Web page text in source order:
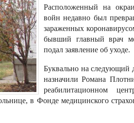
Расположенный на
войн недавно был
зараженных
бывший главный врач
подал заявление об уходе.
Буквально на следующий
назначили Романа
реабилитационном
в Фонде медицинского